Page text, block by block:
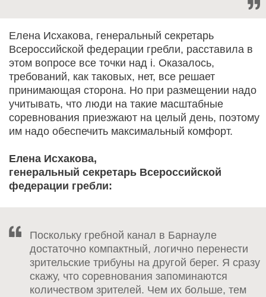
Елена Исхакова, генеральный секретарь
Всероссийской федерации гребли, расставила в
этом вопросе все точки над i. Оказалось,
требований, как таковых, нет, все решает
принимающая сторона. Но при размещении надо
учитывать, что люди на такие масштабные
соревнования приезжают на целый день, поэтому
им надо обеспечить максимальный комфорт.
Елена Исхакова,
генеральный секретарь Всероссийской
федерации гребли:
Поскольку гребной канал в Барнауле
достаточно компактный, логично перенести
зрительские трибуны на другой берег. Я сразу
скажу, что соревнования запоминаются
количеством зрителей. Чем их больше, тем